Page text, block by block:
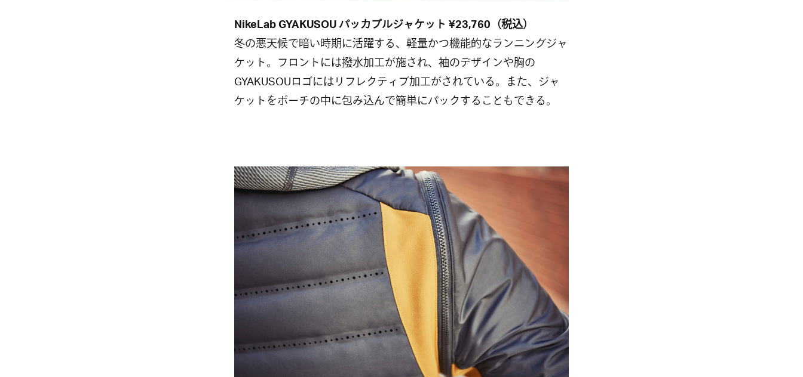
NikeLab GYAKUSOU パッカブルジャケット ¥23,760（税込）
冬の悪天候で暗い時期に活躍する、軽量かつ機能的なランニングジャ
ケット。フロントには撥水加工が施され、袖のデザインや胸の
GYAKUSOUロゴにはリフレクティブ加工がされている。また、ジャ
ケットをポーチの中に包み込んで簡単にパックすることもできる。